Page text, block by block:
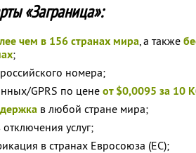
«Заграница»:
чем в 156 странах мира, а также
;
номера;
GPRS по цене от $0,0095 за 10
в любой стране мира;
отключения услуг;
в странах Евросоюза (ЕС);